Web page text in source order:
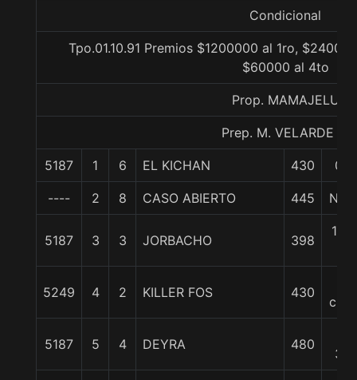
Condicional
Tpo.01.10.91 Premios $1200000 al 1ro,
$60000 al 4to
Prop. MAMAJELU
Prep. M. VELARDE B.
5187 1 6 EL KICHAN 430 0/0
---- 2 8 CASO ABIERTO 445
5187 3 3 JORBACHO 398
1 1/
5249 4 2 KILLER FOS 430
5187 5 4 DEYRA 480
3/4